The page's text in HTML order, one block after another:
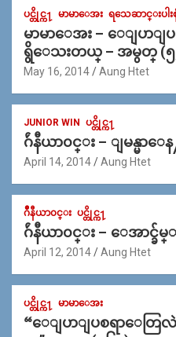
ပင္တိုင္က႑ မာမာေအး ရသေဆာင္းပါး
မာမာေအး – ေျပာ
ရွိေသးတယ္ – အမွတ္ (၅
May 16, 2014 Aung Htet
JUNIOR WIN ပင္တိုင္က႑
ဂ်ဴနီယာ၀င္း – ျမန္မာေ
April 14, 2014 Aung Htet
ဂ်ဳနီယာ၀င္း ပင္တိုင္က႑
ဂ်ဴနီယာ၀င္း – ေအာင္ခ်
April 12, 2014 Aung Htet
ပင္တိုင္က႑ မာမာေအး
“ေျပာျပစရာေတ